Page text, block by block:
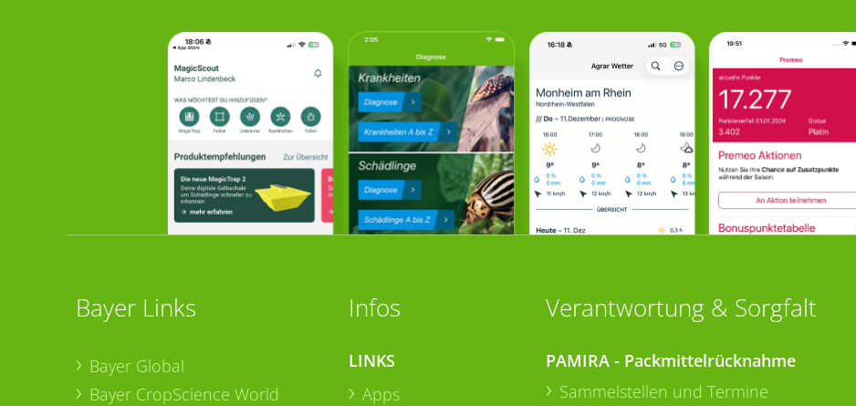
Bayer Links
Bayer Global
Bayer CropScience World
Infos
LINKS
Apps
Verantwortung & Sorgfalt
PAMIRA - Packmittelrücknahme
Sammelstellen und Termine